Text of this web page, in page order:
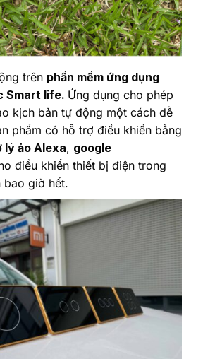
trên phần mềm ứng dụng
Smart life. Ứng dụng cho phép
kịch bản tự động một cách dễ
phẩm có hỗ trợ điều khiển bằng
lý ảo Alexa, google
điều khiển thiết bị điện trong
bao giờ hết.